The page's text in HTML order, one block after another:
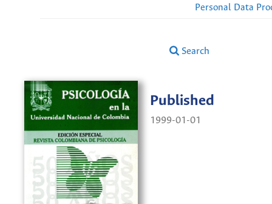
Personal Data
Search
Published
1999-01-01